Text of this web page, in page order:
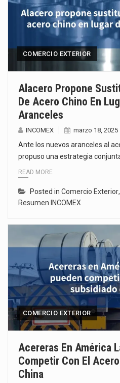
COMERCIO EXTERIOR
Alacero Propone
De Acero Chino En
Aranceles
INCOMEX marzo 18, 2025
Ante los nuevos aranceles al
propuso una estrategia
READ MORE
Posted in Comercio Exterior,
Resumen INCOMEX
COMERCIO EXTERIOR
Acereras En América
Competir Con El
China